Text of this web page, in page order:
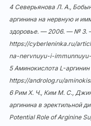
4 Северьянова Л. А.,
аргинина на нервную и
здоровье. — 2006. — № 3.
https://cyberleninka.ru/
na-nervnuyu-i-
5 Аминокислота L-
https://androlog.ru/
6 Рим Х. Ч., Ким М. С., Джин
аргинина в эректильной
Potential Role of Arginine